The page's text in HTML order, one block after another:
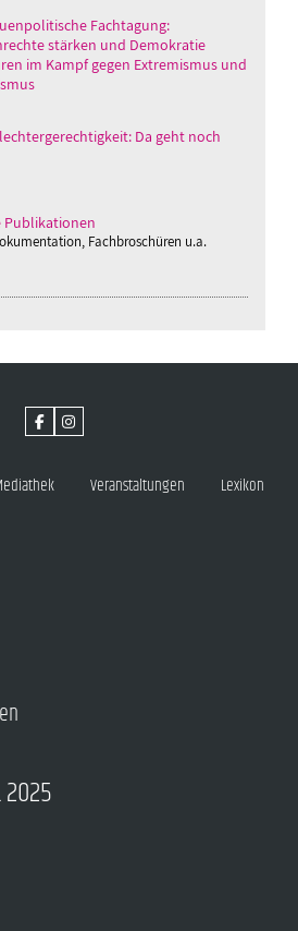
Fachtagung:
stärken und Demokratie
im Kampf gegen Extremismus und
Da geht noch
Publikationen
Fachbroschüren u.a.
Veranstaltungen Lexikon
2025